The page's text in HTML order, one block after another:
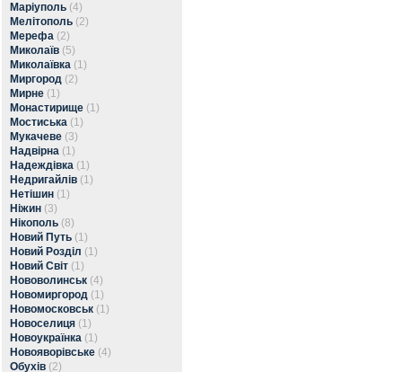
Маріуполь (4)
Мелітополь (2)
Мерефа (2)
Миколаїв (5)
Миколаївка (1)
Миргород (2)
Мирне (1)
Монастирище (1)
Мостиська (1)
Мукачеве (3)
Надвірна (1)
Надеждівка (1)
Недригайлів (1)
Нетішин (1)
Ніжин (3)
Нікополь (8)
Новий Путь (1)
Новий Розділ (1)
Новий Світ (1)
Нововолинськ (4)
Новомиргород (1)
Новомосковськ (1)
Новоселиця (1)
Новоукраїнка (1)
Новояворівське (4)
Обухів (2)